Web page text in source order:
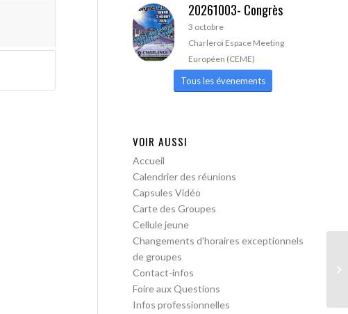
20261003- Congrès
3 octobre
Charleroi Espace Meeting
Européen (CEME)
Tous les évenements
VOIR AUSSI
Accueil
Calendrier des réunions
Capsules Vidéo
Carte des Groupes
Cellule jeune
Changements d’horaires exceptionnels
de groupes
Contact-infos
Foire aux Questions
Infos professionnelles